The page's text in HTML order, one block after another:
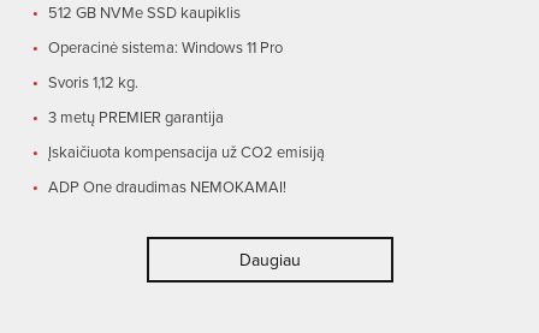
512 GB NVMe SSD kaupiklis
Operacinė sistema: Windows 11 Pro
Svoris 1,12 kg.
3 metų PREMIER garantija
Įskaičiuota kompensacija už CO2 emisiją
ADP One draudimas NEMOKAMAI!
Daugiau